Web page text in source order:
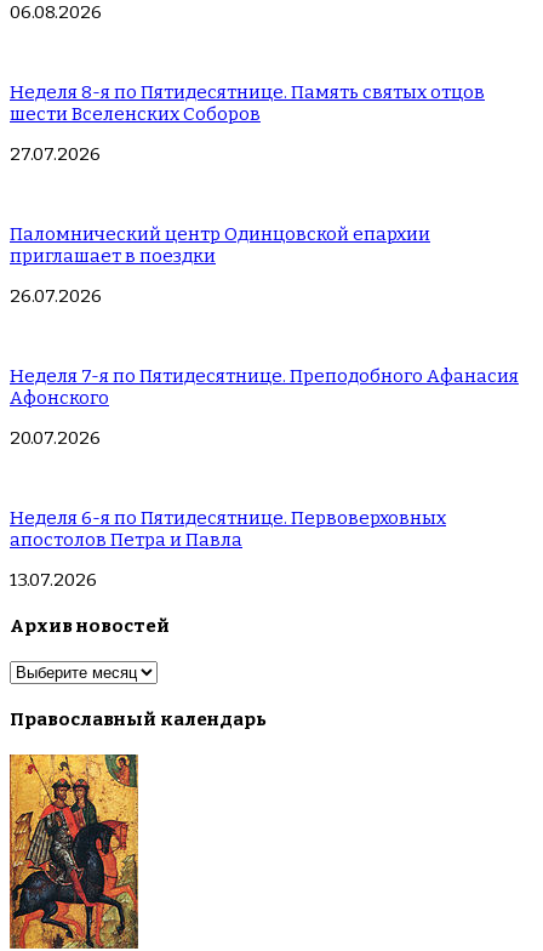
06.08.2026
Неделя 8-я по Пятидесятнице. Память святых отцов
шести Вселенских Соборов
27.07.2026
Паломнический центр Одинцовской епархии
приглашает в поездки
26.07.2026
Неделя 7-я по Пятидесятнице. Преподобного Афанасия
Афонского
20.07.2026
Неделя 6-я по Пятидесятнице. Первоверховных
апостолов Петра и Павла
13.07.2026
Архив новостей
Архив
Православный календарь